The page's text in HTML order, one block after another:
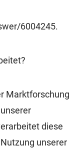
6004245.
Marktforschung
diese
unserer